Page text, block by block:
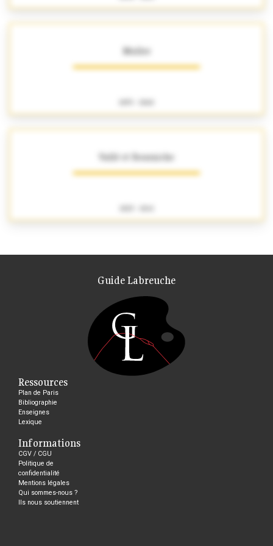
Muller
1855 - 1860
Vallé et Bourniche
Guide Labreuche
Ressources
Plan de Paris
Bibliographie
Enseignes
Lexique
Informations
CGV / CGU
Politique de
confidentialité
Mentions légales
Qui sommes-nous ?
Ils nous soutiennent